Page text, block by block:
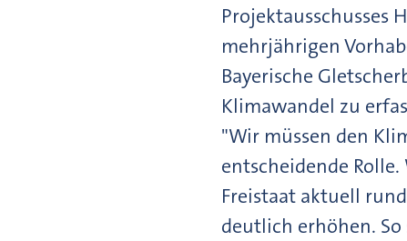
Projektausschusses
mehrjährigen
Bayerische
Klimawandel zu
"Wir müssen den
entscheidende
Freistaat aktuell
deutlich erhöhen.